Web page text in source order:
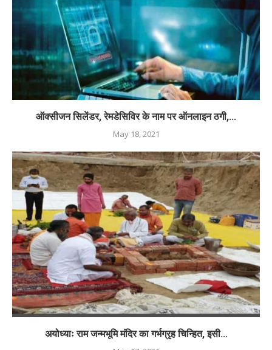
ऑक्सीजन सिलेंडर, रेमडेसिविर के नाम पर ऑनलाइन ठगी,...
May 18, 2021
अयोध्याः राम जन्मभूमि मंदिर का गर्भग्रृह चिन्हित, इसी...